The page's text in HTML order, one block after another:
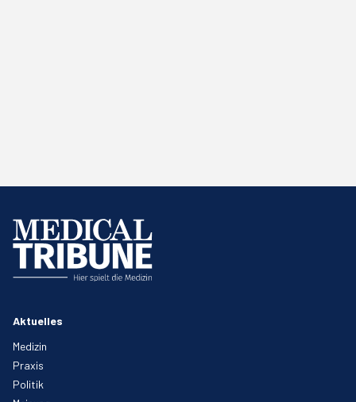
Aktuelles
Medizin
Praxis
Politik